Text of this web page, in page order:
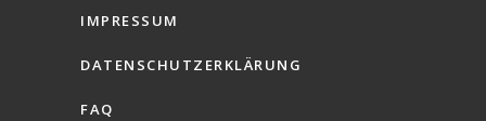
IMPRESSUM
DATENSCHUTZERKLÄRUNG
FAQ